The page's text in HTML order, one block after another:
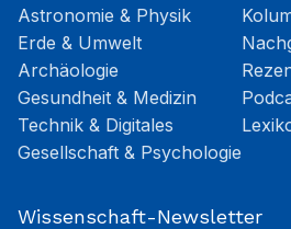
Astronomie & Physik
Erde & Umwelt
Archäologie
Gesundheit & Medizin
Technik & Digitales
Gesellschaft & Psychologie
Wissenschaft-Newsletter